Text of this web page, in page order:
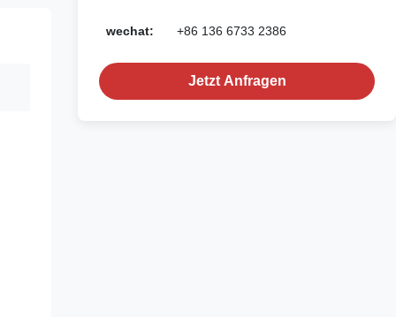
wechat: +86 136 6733 2386
Jetzt Anfragen